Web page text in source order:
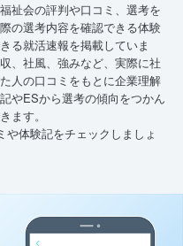
祉会の評判や口コミ、選考を
の選考内容を確認できる体験
る就活速報を掲載していま
、社風、強みなど、実際に社
人の口コミをもとに企業理解
やESから選考の傾向をつかん
ます。
や体験記をチェックしましょ